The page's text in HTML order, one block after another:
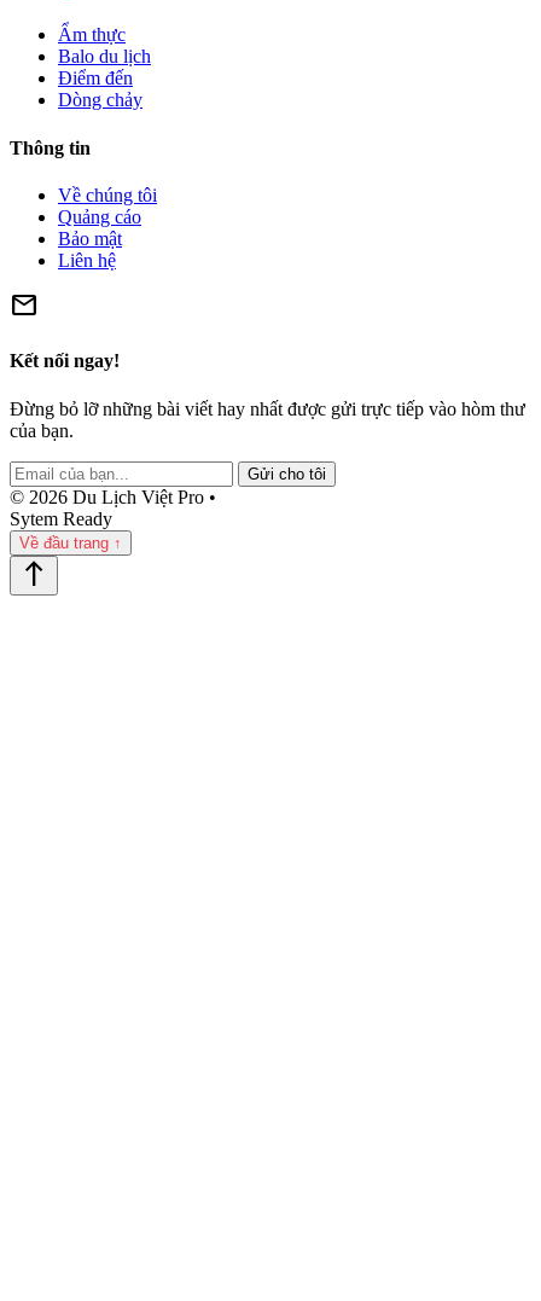
Ẩm thực
Balo du lịch
Điểm đến
Dòng chảy
Thông tin
Về chúng tôi
Quảng cáo
Bảo mật
Liên hệ
mail
Kết nối ngay!
Đừng bỏ lỡ những bài viết hay nhất được gửi trực tiếp vào hòm thư
của bạn.
Gửi cho tôi
© 2026 Du Lịch Việt Pro •
Sytem Ready
Về đầu trang ↑
north